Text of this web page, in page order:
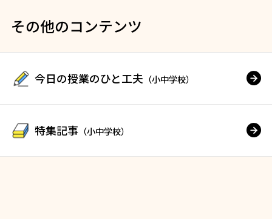
その他のコンテンツ
今日の授業のひと工夫 （小中学校）
特集記事 （小中学校）